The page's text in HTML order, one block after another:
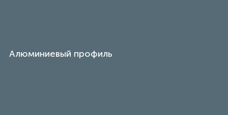
Алюминиевый профиль